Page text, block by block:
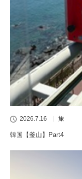
2026.7.16 旅
韓国【釜山】Part4